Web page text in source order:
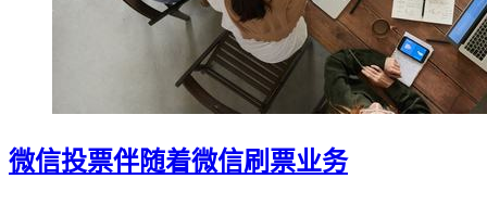
微信投票伴随着微信刷票业务